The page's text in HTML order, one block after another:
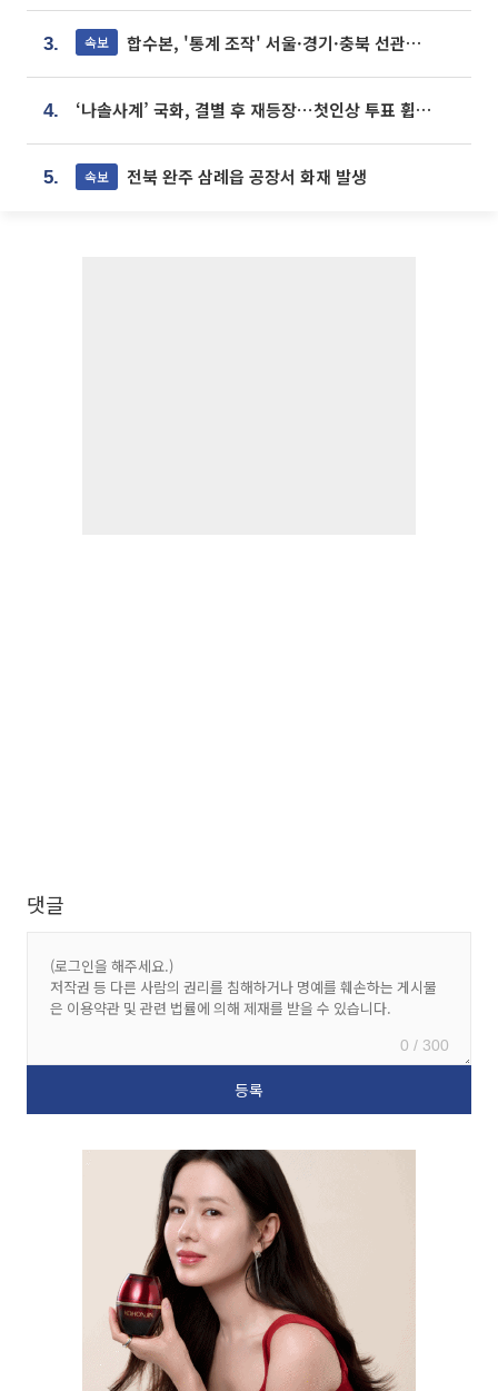
3. 속보 합수본, '통계 조작' 서울·경기·충북 선관위 등 추가 압수수색
4. ‘나솔사계’ 국화, 결별 후 재등장⋯첫인상 투표 휩쓸고 ‘인기녀’ 등극
5. 속보 전북 완주 삼례읍 공장서 화재 발생
댓글
0 / 300